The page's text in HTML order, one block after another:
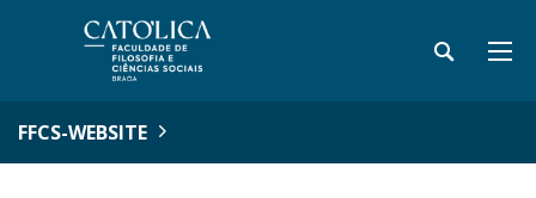
FFCS-WEBSITE